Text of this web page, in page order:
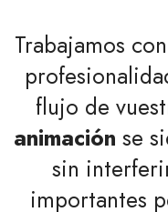
Trabajamos
flujo de
animación se
sin
importantes